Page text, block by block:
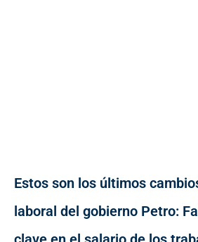
Estos son los últimos
laboral del gobierno Petro: